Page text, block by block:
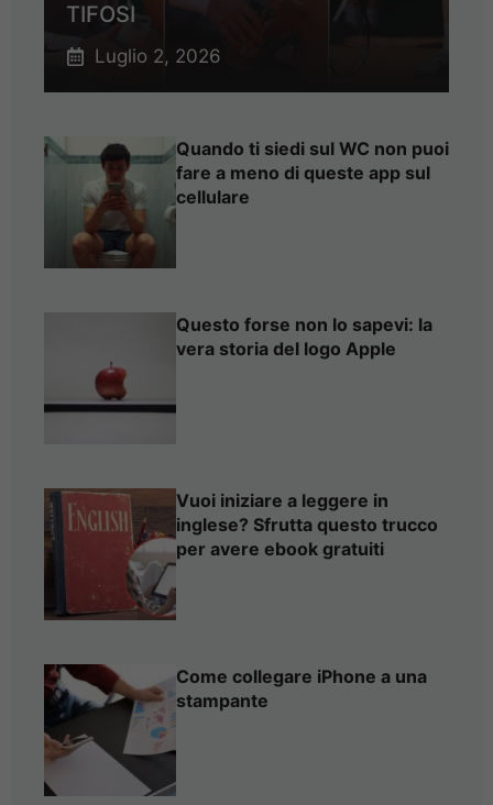
TIFOSI
Luglio 2, 2026
Quando ti siedi sul WC non puoi
fare a meno di queste app sul
cellulare
Questo forse non lo sapevi: la
vera storia del logo Apple
Vuoi iniziare a leggere in
inglese? Sfrutta questo trucco
per avere ebook gratuiti
Come collegare iPhone a una
stampante